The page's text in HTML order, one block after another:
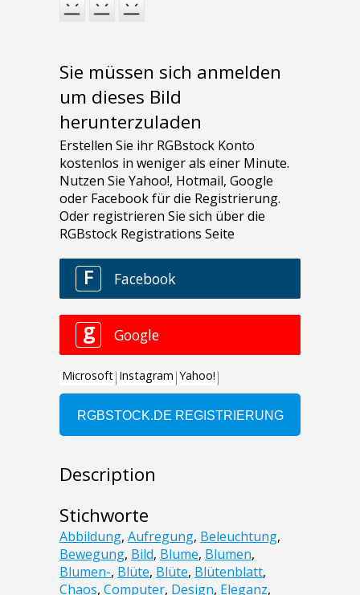
Sie müssen sich anmelden
um dieses Bild
herunterzuladen
Description
Stichworte
Abbildung, Aufregung, Beleuchtung,
Bewegung, Bild, Blume, Blumen,
Blumen-, Blüte, Blüte, Blütenblatt,
Chaos, Computer, Design, Eleganz,